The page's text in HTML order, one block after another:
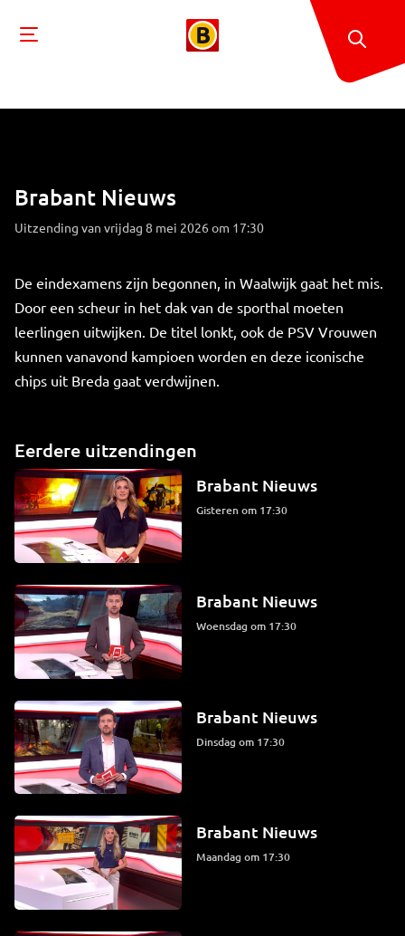
Brabant Nieuws
Uitzending van vrijdag 8 mei 2026 om 17:30
De eindexamens zijn begonnen, in Waalwijk gaat het mis.
Door een scheur in het dak van de sporthal moeten
leerlingen uitwijken. De titel lonkt, ook de PSV Vrouwen
kunnen vanavond kampioen worden en deze iconische
chips uit Breda gaat verdwijnen.
Eerdere uitzendingen
Brabant Nieuws
Gisteren om 17:30
Brabant Nieuws
woensdag om 17:30
Brabant Nieuws
dinsdag om 17:30
Brabant Nieuws
maandag om 17:30